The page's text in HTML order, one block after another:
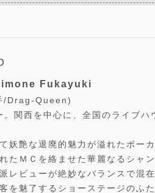
Fukayuki
/Drag-Queen)
関西を中心に、全国のライブハ
妖艶な退廃的魅力が溢れたボー
たＭＣを絡ませた華麗なるシャ
レビューが絶妙なバランスで混
を魅了するショーステージのふ